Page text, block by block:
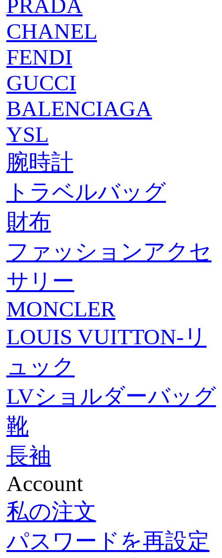
PRADA
CHANEL
FENDI
GUCCI
BALENCIAGA
YSL
腕時計
トラベルバッグ
財布
ファッションアクセ
サリー
MONCLER
LOUIS VUITTON-リ
ュック
LVショルダーバッグ
靴
長袖
Account
私の注文
パスワードを再設定